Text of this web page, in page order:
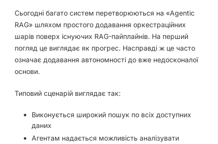
Сьогодні багато систем перетворюються на «Agentic
RAG» шляхом простого додавання оркестраційних
шарів поверх існуючих RAG-пайплайнів. На перший
погляд це виглядає як прогрес. Насправді ж це часто
означає додавання автономності до вже недосконалої
основи.
Типовий сценарій виглядає так:
Виконується широкий пошук по всіх доступних
даних
Агентам надається можливість аналізувати